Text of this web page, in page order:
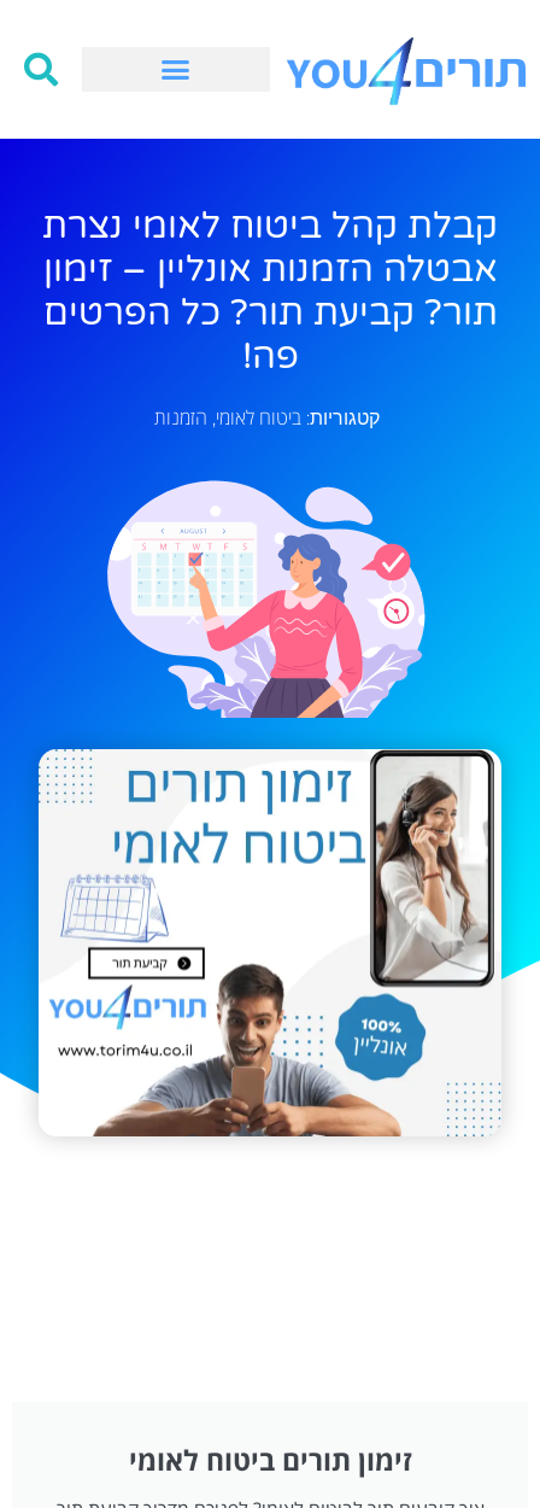
קבלת קהל ביטוח לאומי נצרת
אבטלה הזמנות אונליין – זימון
תור? קביעת תור? כל הפרטים
פה!
קטגוריות: ביטוח לאומי, הזמנות
זימון תורים ביטוח לאומי